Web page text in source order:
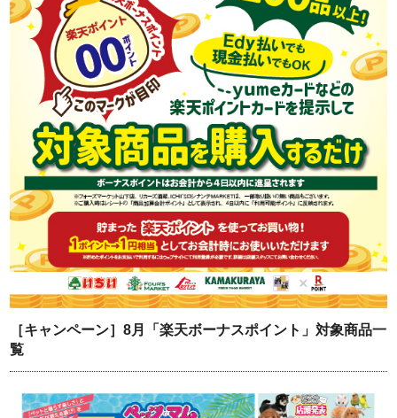
［キャンペーン］8月「楽天ボーナスポイント」対象商品一
覧